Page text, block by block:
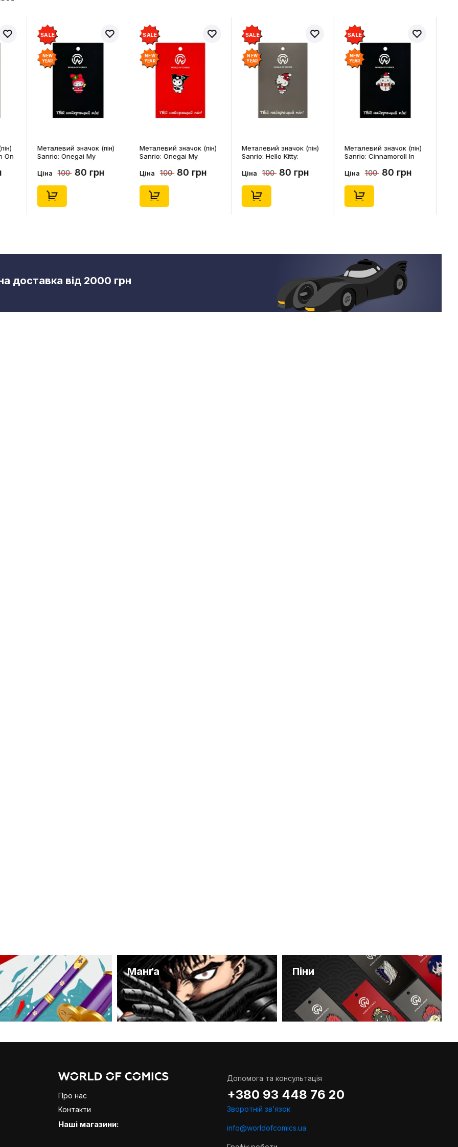
On
SALE
NEW
YEAR
Металевий значок (пін)
Sanrio: Onegai My
Melody, (14543)
Ціна 100 80 грн
SALE
NEW
YEAR
Металевий значок (пін)
Sanrio: Onegai My
Kuromi, (14546)
Ціна 100 80 грн
SALE
NEW
YEAR
Металевий значок (пін)
Sanrio: Hello Kitty:
(14542)
Ціна 100 80 грн
SALE
NEW
YEAR
Металевий значок (пін)
Sanrio: Cinnamoroll In
(14544)
Ціна 100 80 грн
доставка від 2000 грн
Манґа Піни
Про нас
Контакти
Наші магазини:
Допомога та консультація
+380 93 448 76 20
Зворотній звʼязок
info@worldofcomics.ua